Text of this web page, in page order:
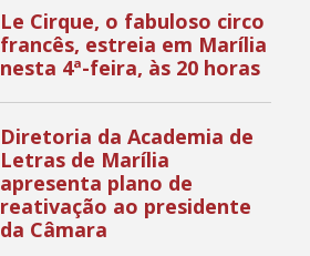
Le Cirque, o fabuloso circo
francês, estreia em Marília
nesta 4ª-feira, às 20 horas
Diretoria da Academia de
Letras de Marília
apresenta plano de
reativação ao presidente
da Câmara